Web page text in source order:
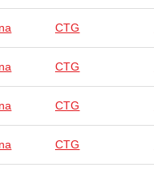
CTG
CTG
CTG
CTG